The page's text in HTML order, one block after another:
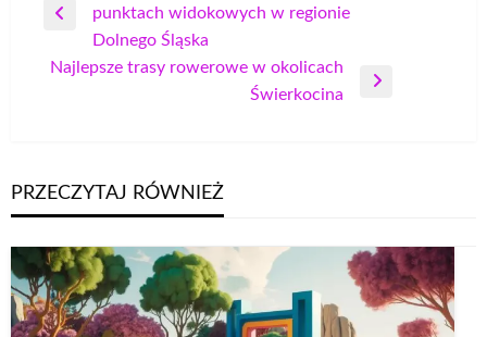
wpisu
Poprzedni
punktach widokowych w regionie
Dolnego Śląska
Najlepsze trasy rowerowe w okolicach
Świerkocina
PRZECZYTAJ RÓWNIEŻ